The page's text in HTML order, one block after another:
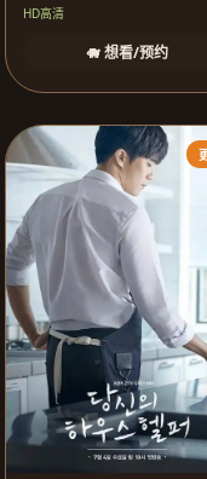
HD高清
🐗 想看/预约